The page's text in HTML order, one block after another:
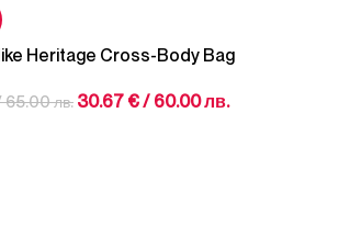
Heritage Cross-Body Bag
65.00 лв. 30.67 €/ 60.00 лв.